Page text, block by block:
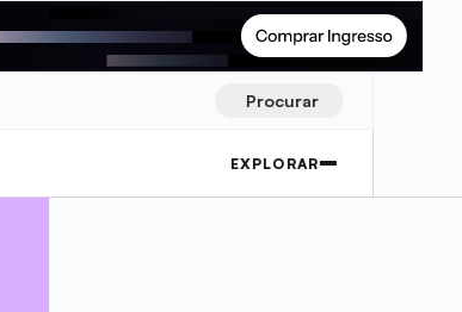
Procurar
EXPLORAR